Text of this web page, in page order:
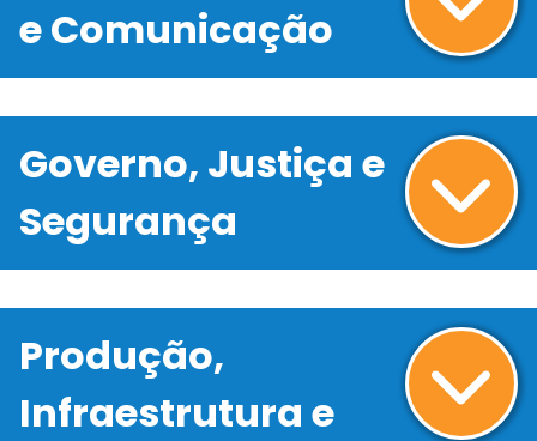
e Comunicação
Governo, Justiça e
Segurança
Produção,
Infraestrutura e